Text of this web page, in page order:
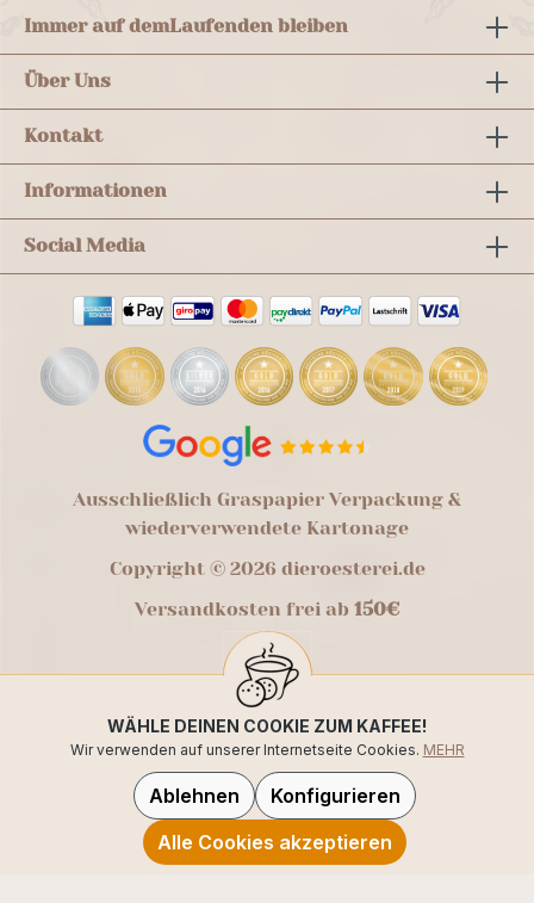
Immer auf demLaufenden bleiben
Über Uns
Kontakt
Informationen
Social Media
Ausschließlich Graspapier Verpackung &
wiederverwendete Kartonage
Copyright © 2026 dieroesterei.de
Versandkosten frei ab 150€
WÄHLE DEINEN COOKIE ZUM KAFFEE!
Wir verwenden auf unserer Internetseite Cookies. MEHR
Ablehnen
Konfigurieren
Alle Cookies akzeptieren